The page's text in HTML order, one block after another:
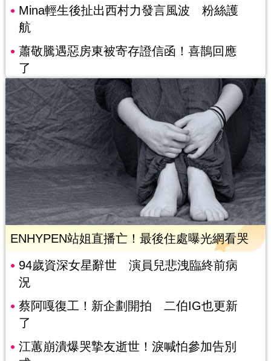
Mina輕生後扯出西村力發言風波 粉絲護
航
蕭敬騰遇惡房東被寄存證信函！喜鵲回應
了
ENHYPEN站姐直播亡！最後住處曝光網看哭
94歲資深女星辭世 演員兒悲洩臨終前病
況
蔡阿嘎復工！新企劃開拍 二伯IG也更新
了
江蕙崩潰爆哭摯友逝世！淚喊怕參加告別